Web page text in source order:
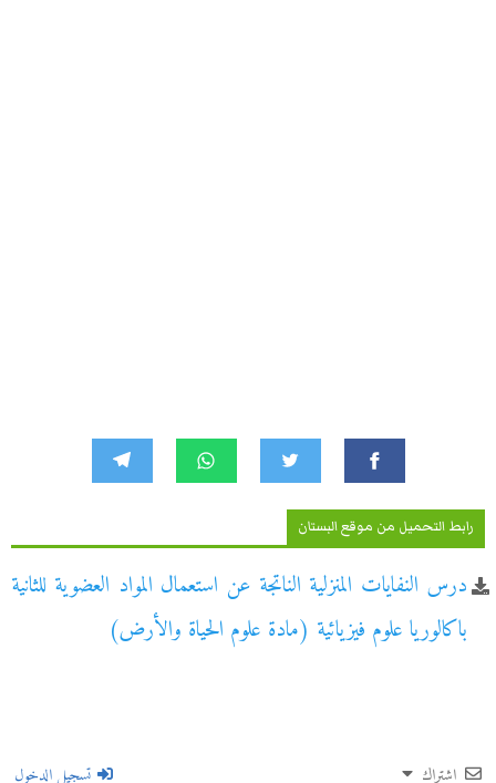
رابط التحميل من موقع البستان
درس النفايات المنزلية الناتجة عن استعمال المواد العضوية للثانية
باكالوريا علوم فيزيائية (مادة علوم الحياة والأرض)
اشتراك تسجيل الدخول